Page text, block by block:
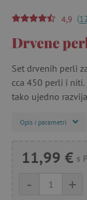
4,9 (12
Drvene
Set drvenih perli
cca 450 perli i
tako ujedno
Opis i parametri
11,99 € s
+
-